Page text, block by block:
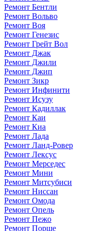
Ремонт Бентли
Ремонт Вольво
Ремонт Воя
Ремонт Генезис
Ремонт Грейт Вол
Ремонт Джак
Ремонт Джили
Ремонт Джип
Ремонт Зикр
Ремонт Инфинити
Ремонт Исузу
Ремонт Кадиллак
Ремонт Каи
Ремонт Киа
Ремонт Лада
Ремонт Ланд-Ровер
Ремонт Лексус
Ремонт Мерседес
Ремонт Мини
Ремонт Митсубиси
Ремонт Ниссан
Ремонт Омода
Ремонт Опель
Ремонт Пежо
Ремонт Порше